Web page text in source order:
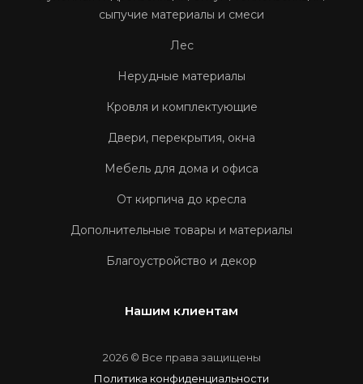
сыпучие материалы и смеси
Лес
Нерудные материалы
Кровля и комплектующие
Двери, перекрытия, окна
Мебель для дома и офиса
От кирпича до кресла
Дополнительные товары и материалы
Благоустройство и декор
Нашим клиентам
2026 © Все права защищены
Политика конфиденциальности